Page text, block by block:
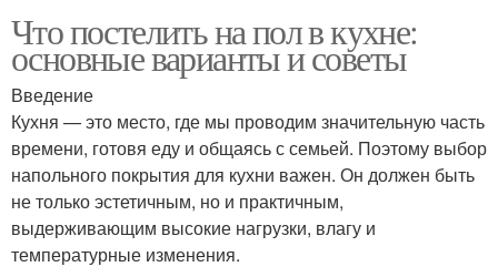
Что постелить на пол в кухне:
основные варианты и советы
Введение
Кухня — это место, где мы проводим значительную часть
времени, готовя еду и общаясь с семьей. Поэтому выбор
напольного покрытия для кухни важен. Он должен быть
не только эстетичным, но и практичным,
выдерживающим высокие нагрузки, влагу и
температурные изменения.